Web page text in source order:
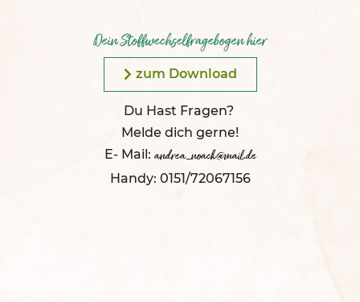
Dein Stoffwechselfragebogen hier
zum Download
Du Hast Fragen?
Melde dich gerne!
E- Mail: andrea_noack@mail.de
Handy: 0151/72067156